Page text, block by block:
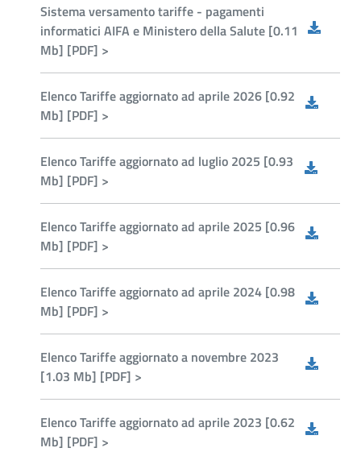
Sistema versamento tariffe - pagamenti
informatici AIFA e Ministero della Salute [0.11
Mb] [PDF] >
Elenco Tariffe aggiornato ad aprile 2026 [0.92
Mb] [PDF] >
Elenco Tariffe aggiornato ad luglio 2025 [0.93
Mb] [PDF] >
Elenco Tariffe aggiornato ad aprile 2025 [0.96
Mb] [PDF] >
Elenco Tariffe aggiornato ad aprile 2024 [0.98
Mb] [PDF] >
Elenco Tariffe aggiornato a novembre 2023
[1.03 Mb] [PDF] >
Elenco Tariffe aggiornato ad aprile 2023 [0.62
Mb] [PDF] >